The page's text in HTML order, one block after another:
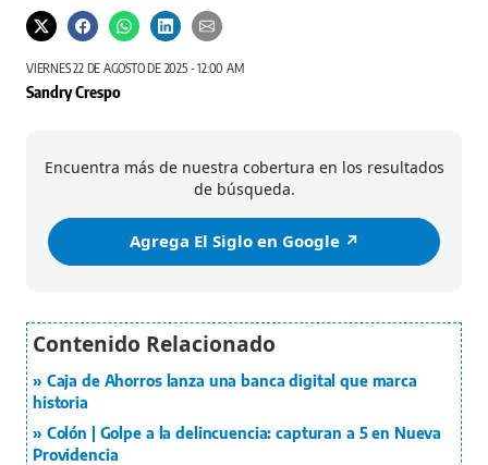
VIERNES 22 DE AGOSTO DE 2025 - 12:00 AM
Sandry Crespo
Encuentra más de nuestra cobertura en los resultados
de búsqueda.
Agrega El Siglo en Google ↗️
Caja de Ahorros lanza una banca digital que marca
historia
Colón | Golpe a la delincuencia: capturan a 5 en Nueva
Providencia